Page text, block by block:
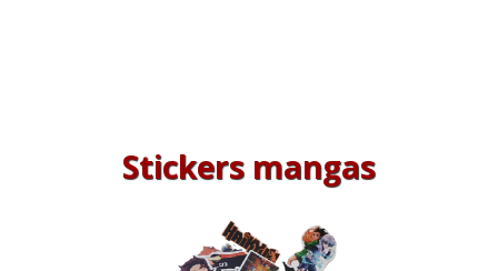
Stickers mangas